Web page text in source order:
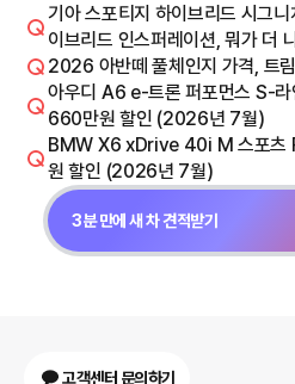
기아 스포티지 하이브리드 시그
이브리드 인스퍼레이션, 뭐가 더
2026 아반떼 풀체인지 가격, 트
아우디 A6 e-트론 퍼포먼스 S-라
660만원 할인 (2026년 7월)
BMW X6 xDrive 40i M 스포츠
원 할인 (2026년 7월)
3분 만에 새 차 견적받기
고객센터 문의하기